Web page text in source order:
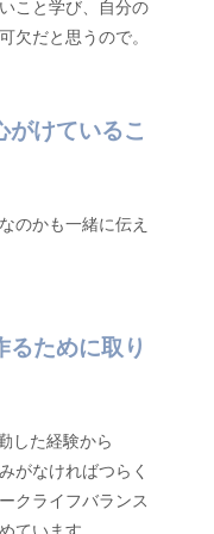
こと学び、自分の
欠だと思うので。
けているこ
のかも一緒に伝え
ために取り
した経験から
がなければつらく
クライフバランス
ています。